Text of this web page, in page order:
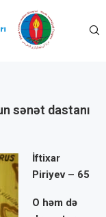
sənət dastanı
İftixar
Piriyev – 65
O həm də